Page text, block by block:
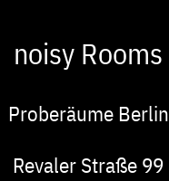
noisy Rooms
Proberäume Berlin
Revaler Straße 99